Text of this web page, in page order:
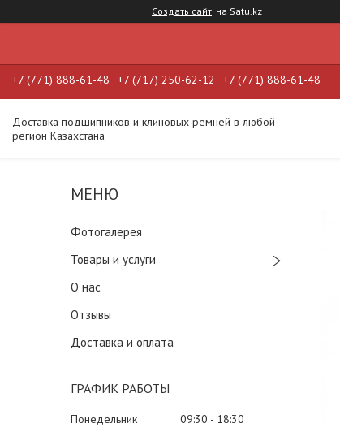
Создать сайт на Satu.kz
+7 (771) 888-61-48 +7 (717) 250-62-12 +7 (771) 888-61-48
Доставка подшипников и клиновых ремней в любой
регион Казахстана
Фотогалерея
Товары и услуги
О нас
Отзывы
Доставка и оплата
ГРАФИК РАБОТЫ
Понедельник 09:30
18:30